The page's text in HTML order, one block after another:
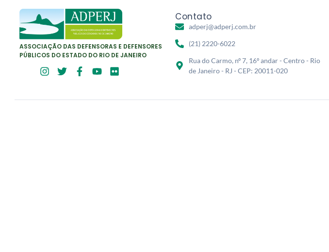
ASSOCIAÇÃO DAS DEFENSORAS E DEFENSORES
PÚBLICOS DO ESTADO DO RIO DE JANEIRO
Contato
adperj@adperj.com.br
(21) 2220-6022
Rua do Carmo, nº 7, 16º andar - Centro - Rio
de Janeiro - RJ - CEP: 20011-020